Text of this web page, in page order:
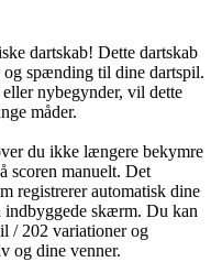
dartskab! Dette dartskab
spænding til dine dartspil.
nybegynder, vil dette
måder.
du ikke længere bekymre
scoren manuelt. Det
registrerer automatisk dine
indbyggede skærm. Du kan
/ 202 variationer og
og dine venner.